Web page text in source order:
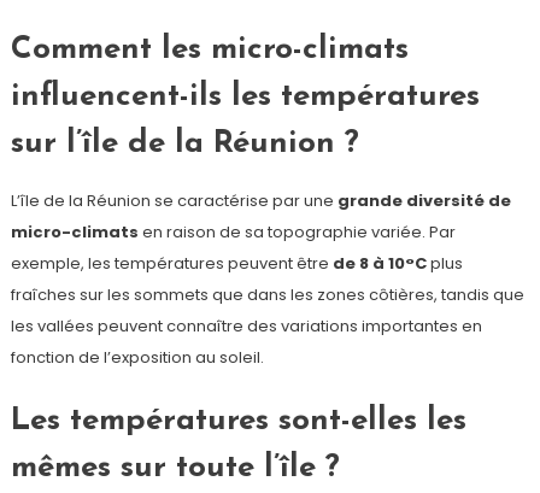
Comment les micro-climats
influencent-ils les températures
sur l’île de la Réunion ?
L’île de la Réunion se caractérise par une grande diversité de
micro-climats en raison de sa topographie variée. Par
exemple, les températures peuvent être de 8 à 10°Cplus
fraîches sur les sommets que dans les zones côtières, tandis que
les vallées peuvent connaître des variations importantes en
fonction de l’exposition au soleil.
Les températures sont-elles les
mêmes sur toute l’île ?